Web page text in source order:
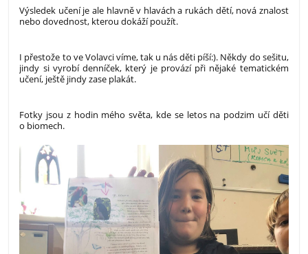
Výsledek učení je ale hlavně v hlavách a rukách dětí, nová znalost
nebo dovednost, kterou dokáží použít.
I přestože to ve Volavci víme, tak u nás děti píší:). Někdy do sešitu,
jindy si vyrobí denníček, který je provází při nějaké tematickém
učení, ještě jindy zase plakát.
Fotky jsou z hodin mého světa, kde se letos na podzim učí děti
o biomech.